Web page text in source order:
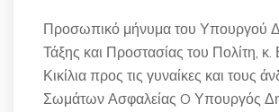
Προσωπικό μήνυμα του Υπουργού
Τάξης και Προστασίας του Πολίτη, κ.
Κικίλια προς τις γυναίκες και τους
Σωμάτων Ασφαλείας O Υπουργός